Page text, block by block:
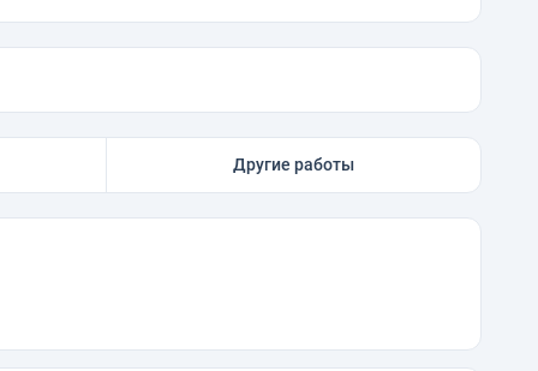
Другие работы